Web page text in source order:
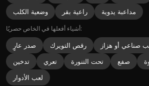
وضعية الكلب
راعية بقر مداعبة يدوية
أشياء أفعلها في الخاص حصريًا:
صدر عارٍ رقص التويرك صناعي أو هزاز
تدخين
تعري تحت التنورة صفع
لعب الأدوار